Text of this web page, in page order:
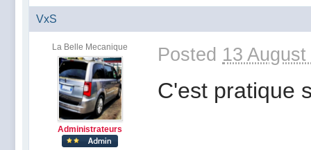
VxS
La Belle Mecanique
Administrateurs
Posted 13
C'est pratique